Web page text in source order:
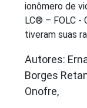
ionômero de
LC® – FOLC -
tiveram suas
Autores:
Borges
Onofre,